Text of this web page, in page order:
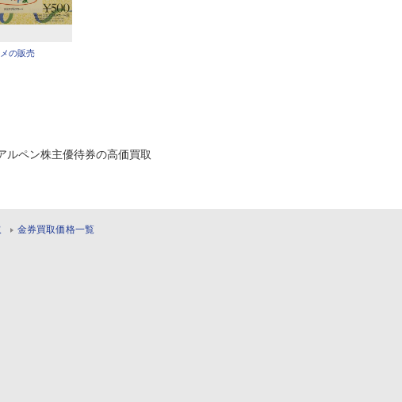
の販売
ルペン株主優待券の高価買取
金券買取価格一覧